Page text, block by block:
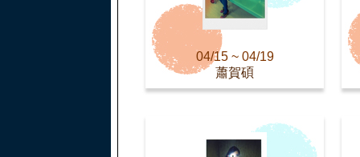
04/15 ~ 04/19
蕭賀碩